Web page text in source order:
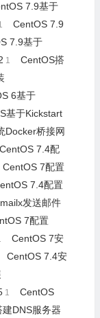
7.9基于
CentOS 7.9
7.9基于
1
CentOS搭
6基于
基于Kickstart
Docker桥接网
CentOS 7.4配
CentOS 7配置
7.4配置
发送邮件
7配置
CentOS 7安
CentOS 7.4安
1
CentOS
DNS服务器